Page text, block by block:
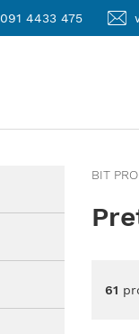
091 4433 475
BIT
61